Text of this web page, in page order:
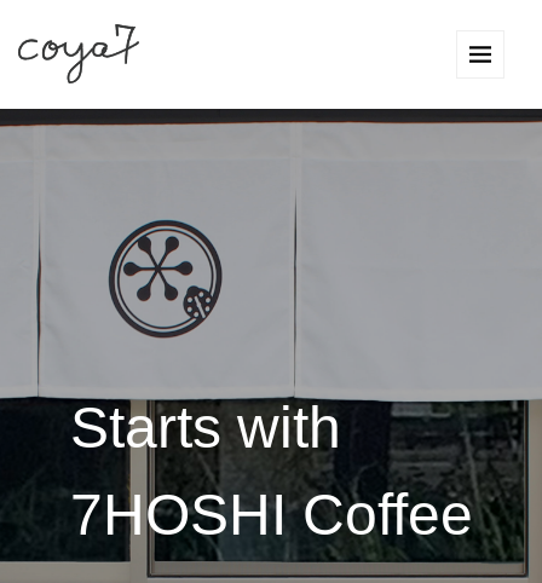
Starts with
7HOSHI Coffee